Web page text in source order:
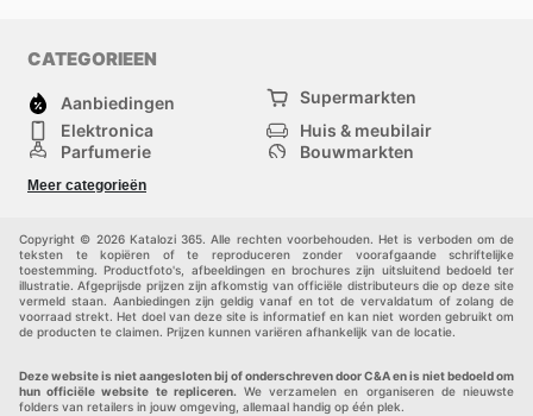
CATEGORIEEN
Aanbiedingen
Supermarkten
Elektronica
Huis & meubilair
Parfumerie
Bouwmarkten
Kinderen
Meer categorieën
Copyright © 2026 Katalozi 365. Alle rechten voorbehouden. Het is verboden om de
teksten te kopiëren of te reproduceren zonder voorafgaande schriftelijke
toestemming. Productfoto's, afbeeldingen en brochures zijn uitsluitend bedoeld ter
illustratie. Afgeprijsde prijzen zijn afkomstig van officiële distributeurs die op deze site
vermeld staan. Aanbiedingen zijn geldig vanaf en tot de vervaldatum of zolang de
voorraad strekt. Het doel van deze site is informatief en kan niet worden gebruikt om
de producten te claimen. Prijzen kunnen variëren afhankelijk van de locatie.
Deze website is niet aangesloten bij of onderschreven door C&A en is niet bedoeld om
hun officiële website te repliceren. We verzamelen en organiseren de nieuwste
folders van retailers in jouw omgeving, allemaal handig op één plek.